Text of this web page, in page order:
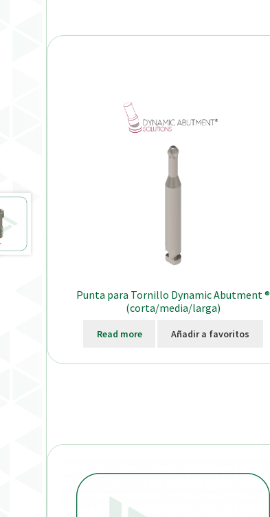
Punta para Tornillo Dynamic Abutment ®
(corta/media/larga)
Read more Añadir a favoritos